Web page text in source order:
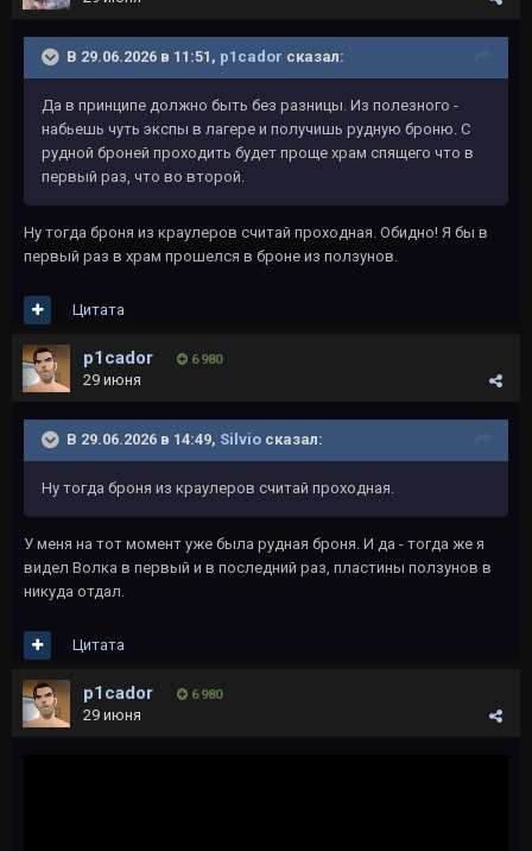
В 29.06.2026 в 11:51, p1cador сказал:
Да в принципе должно быть без разницы. Из полезного -
набьешь чуть экспы в лагере и получишь рудную броню. С
рудной броней проходить будет проще храм спящего что в
первый раз, что во второй.
Ну тогда броня из краулеров считай проходная. Обидно! Я бы в
первый раз в храм прошелся в броне из ползунов.
Цитата
p1cador 6 980
29 июня
В 29.06.2026 в 14:49, Silvio сказал:
Ну тогда броня из краулеров считай проходная.
У меня на тот момент уже была рудная броня. И да - тогда же я
видел Волка в первый и в последний раз, пластины ползунов в
никуда отдал.
Цитата
p1cador 6 980
29 июня